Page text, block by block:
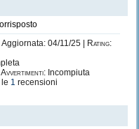
04/11/25 |
Rating:
Avvertimenti: Incompiuta
1 recensioni